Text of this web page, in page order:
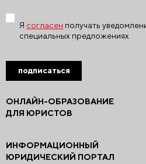
ОНЛАЙН-ОБРАЗОВАНИЕ
ДЛЯ ЮРИСТОВ
ИНФОРМАЦИОННЫЙ
ЮРИДИЧЕСКИЙ ПОРТАЛ
Я согласен получать
специальных предложениях
подписаться